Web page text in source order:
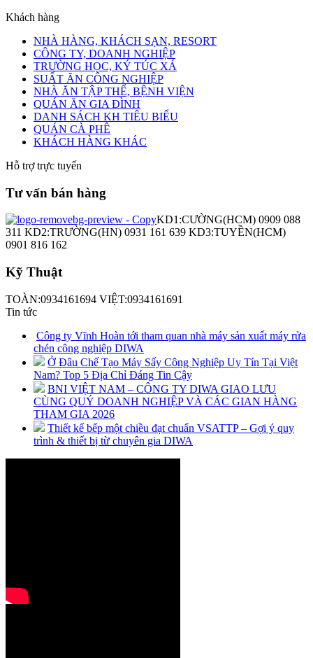
Khách hàng
NHÀ HÀNG, KHÁCH SẠN, RESORT
CÔNG TY, DOANH NGHIỆP
TRƯỜNG HỌC, KÝ TÚC XÁ
SUẤT ĂN CÔNG NGHIỆP
NHÀ ĂN TẬP THỂ, BỆNH VIỆN
QUÁN ĂN GIA ĐÌNH
DANH SÁCH KH TIÊU BIỂU
QUÁN CÀ PHÊ
KHÁCH HÀNG KHÁC
Hỗ trợ trực tuyến
Tư vấn bán hàng
KD1:CƯỜNG(HCM) 0909 088
311 KD2:TRƯỜNG(HN) 0931 161 639 KD3:TUYỀN(HCM)
0901 816 162
Kỹ Thuật
TOÀN:0934161694 VIỆT:0934161691
Tin tức
Công ty Vĩnh Hoàn tới tham quan nhà máy sản xuất máy rửa
chén công nghiệp DIWA
Ở Đâu Chế Tạo Máy Sấy Công Nghiệp Uy Tín Tại Việt
Nam? Top 5 Địa Chỉ Đáng Tin Cậy
BNI VIỆT NAM – CÔNG TY DIWA GIAO LƯU
CÙNG QUÝ DOANH NGHIỆP VÀ CÁC GIAN HÀNG
THAM GIA 2026
Thiết kế bếp một chiều đạt chuẩn VSATTP – Gợi ý quy
trình & thiết bị từ chuyên gia DIWA